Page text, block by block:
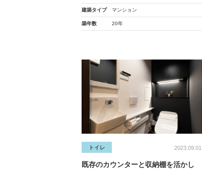
建築タイプ マンション
築年数 20年
トイレ 2023.09.01
既存のカウンターと収納棚を活かし